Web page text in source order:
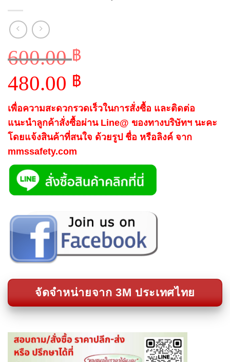
600.00฿
Original
price
was:
600.00 ฿.
480.00 ฿
Current
price
is:
480.00 ฿.
เพื่อความสะดวกรวดเร็วในการสั่งซื้อ และติดต่อ
แนะนำลูกค้าสั่งซื้อผ่าน Line@ ของทางบริษัทฯ นะคะ
โดยแจ้งสินค้าที่สนใจ ด้วยรูป ชื่อ หรือลิงค์ จาก
mmssafety.com
จัดจำหน่ายจาก 3M ประเทศไทย